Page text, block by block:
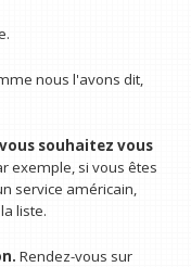
nous l'avons dit,
souhaitez vous
exemple, si vous êtes
service américain,
liste.
Rendez-vous sur